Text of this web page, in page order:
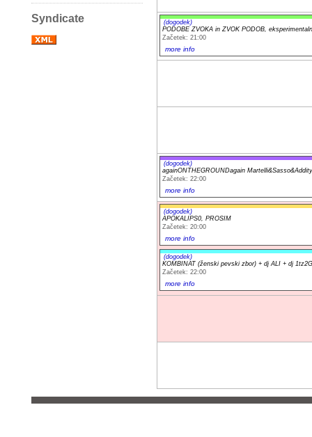
Syndicate
(dogodek)
PODOBE ZVOKA in ZVOK PODOB,
Začetek: 21:00
more info
(dogodek)
againONTHEGROUNDagain
Začetek: 22:00
more info
(dogodek)
APOKALIPS0, PROSIM
Začetek: 20:00
more info
(dogodek)
KOMBINAT (ženski pevski zbor) + dj ALI + dj
Začetek: 22:00
more info